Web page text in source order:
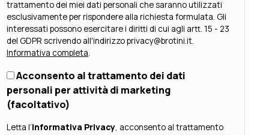
trattamento dei miei dati personali che saranno utilizzati
esclusivamente per rispondere alla richiesta formulata. Gli
interessati possono esercitare i diritti di cui agli artt. 15 - 23
del GDPR scrivendo all'indirizzo privacy@brotini.it.
Informativa completa.
Acconsento al trattamento dei dati
personali per attività di marketing
(facoltativo)
Letta l’Informativa Privacy, acconsento al trattamento